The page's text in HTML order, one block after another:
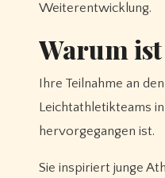
Weiterentwicklung.
Warum
Ihre Teilnahme an
Leichtathletikteams
hervorgegangen ist.
Sie inspiriert junge